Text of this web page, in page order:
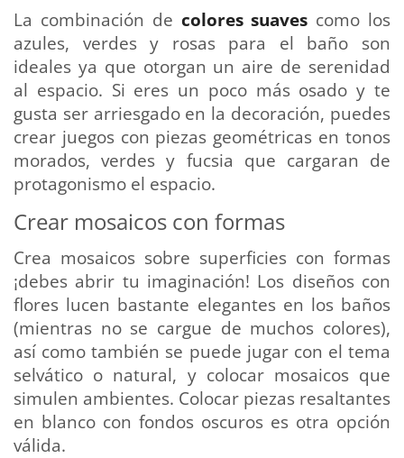
La combinación de colores suaves como los
azules, verdes y rosas para el baño son
ideales ya que otorgan un aire de serenidad
al espacio. Si eres un poco más osado y te
gusta ser arriesgado en la decoración, puedes
crear juegos con piezas geométricas en tonos
morados, verdes y fucsia que cargaran de
protagonismo el espacio.
Crear mosaicos con formas
Crea mosaicos sobre superficies con formas
¡debes abrir tu imaginación! Los diseños con
flores lucen bastante elegantes en los baños
(mientras no se cargue de muchos colores),
así como también se puede jugar con el tema
selvático o natural, y colocar mosaicos que
simulen ambientes. Colocar piezas resaltantes
en blanco con fondos oscuros es otra opción
válida.